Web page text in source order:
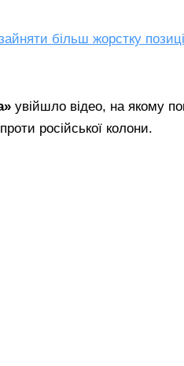
більш жорстку
увійшло відео, на якому
російської колони.